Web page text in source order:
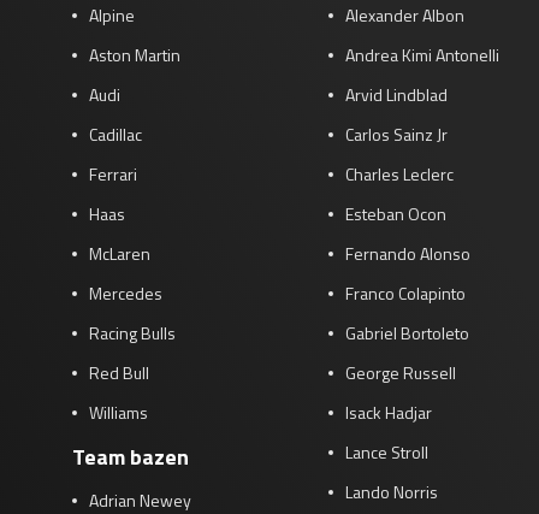
Alpine
Aston Martin
Audi
Cadillac
Ferrari
Haas
McLaren
Mercedes
Racing Bulls
Red Bull
Williams
Team bazen
Adrian Newey
Alexander Albon
Andrea Kimi Antonelli
Arvid Lindblad
Carlos Sainz Jr
Charles Leclerc
Esteban Ocon
Fernando Alonso
Franco Colapinto
Gabriel Bortoleto
George Russell
Isack Hadjar
Lance Stroll
Lando Norris